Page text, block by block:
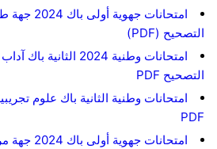
امتحانات
التصحيح (PDF)
امتحانات وطنية 2024
التصحيح PDF
PDF
امتحانات